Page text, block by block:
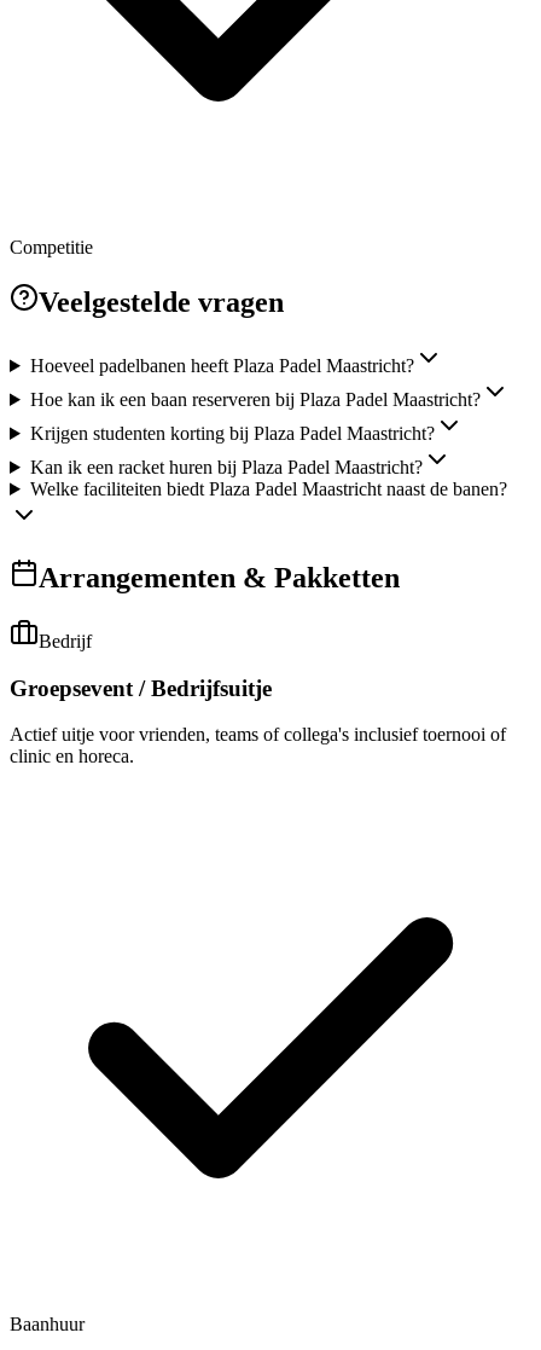
Competitie
Veelgestelde vragen
Hoeveel padelbanen heeft Plaza Padel Maastricht?
Hoe kan ik een baan reserveren bij Plaza Padel Maastricht?
Krijgen studenten korting bij Plaza Padel Maastricht?
Kan ik een racket huren bij Plaza Padel Maastricht?
Welke faciliteiten biedt Plaza Padel Maastricht naast de banen?
Arrangementen & Pakketten
Bedrijf
Groepsevent / Bedrijfsuitje
Actief uitje voor vrienden, teams of collega's inclusief toernooi of
clinic en horeca.
Baanhuur